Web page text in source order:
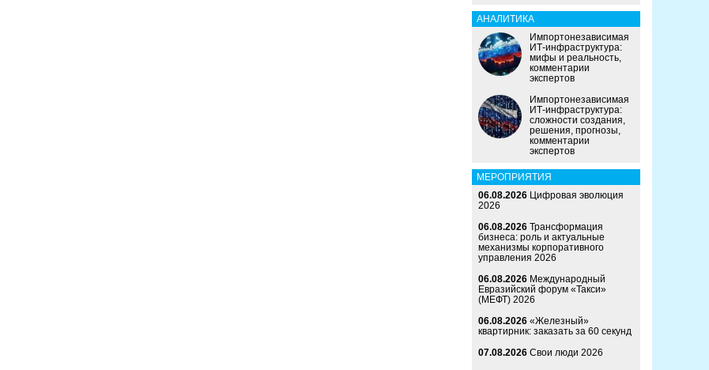
АНАЛИТИКА
Импортонезависимая
ИТ-инфраструктура:
мифы и реальность,
комментарии
экспертов
Импортонезависимая
ИТ-инфраструктура:
сложности создания,
решения, прогнозы,
комментарии
экспертов
МЕРОПРИЯТИЯ
06.08.2026 Цифровая эволюция
2026
06.08.2026 Трансформация
бизнеса: роль и актуальные
механизмы корпоративного
управления 2026
06.08.2026 Международный
Евразийский форум «Такси»
(МЕФТ) 2026
06.08.2026 «Железный»
квартирник: заказать за 60 секунд
07.08.2026 Свои люди 2026